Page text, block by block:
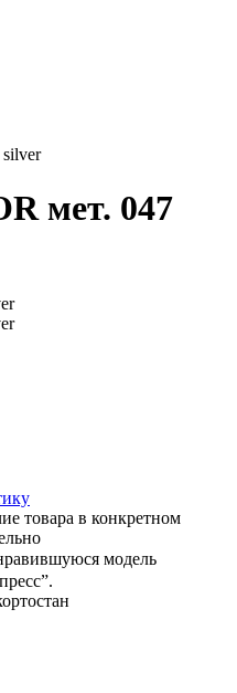
мет. 047
товара в конкретном
модель